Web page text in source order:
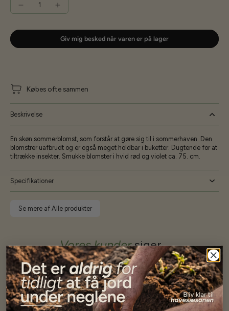
Giv mig besked når varen er på lager
Købes ofte sammen
Beskrivelse
En skøn sommerblomst, som forstår at gøre sig til i sommerhaven. Den
blomstrer uafbrudt og er også meget holdbar i buketter. Dugtende for at
tiltrække insekter. Smukke blomster i hvid rød og violet ca. 75. cm.
Specifikationer
Se mere af Alle produkter
Vores kundersiger...